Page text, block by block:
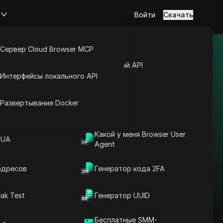
Открытый API
Какой у меня Browser User
Agent
Генератор кода 2FA
Test Генератор UUID
Бесплатные SMM-
Сервер Cloud Browser MCP
Интерфейсы локального API
Развертывание Docker
Войти Скачать
странах/
Обход ограничений в
Великобритании и
прокси для Outbrain +